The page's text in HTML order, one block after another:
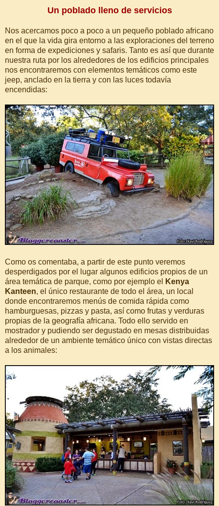
Un poblado lleno de servicios
Nos acercamos poco a poco a un pequeño poblado africano
en el que la vida gira entorno a las exploraciones del terreno
en forma de expediciones y safaris. Tanto es así que durante
nuestra ruta por los alrededores de los edificios principales
nos encontraremos con elementos temáticos como este
jeep, anclado en la tierra y con las luces todavía
encendidas:
Como os comentaba, a partir de este punto veremos
desperdigados por el lugar algunos edificios propios de un
área temática de parque, como por ejemplo el
Kenya
Kanteen, el único restaurante de todo el área, un local
donde encontraremos menús de comida rápida como
hamburguesas, pizzas y pasta, así como frutas y verduras
propias de la geografía africana. Todo ello servido en
mostrador y pudiendo ser degustado en mesas distribuidas
alrededor de un ambiente temático único con vistas directas
a los animales: